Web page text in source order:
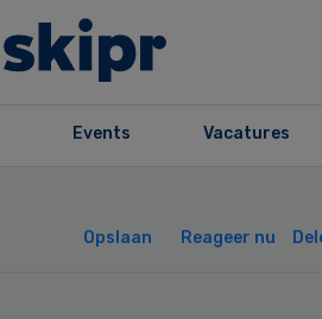
Events Vacatures
Opslaan Reageer nu